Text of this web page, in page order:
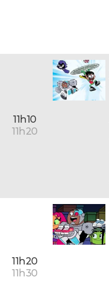
11h10
11h20
11h20
11h30